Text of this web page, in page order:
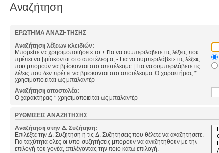
Αναζήτηση
ΕΡΏΤΗΜΑ ΑΝΑΖΉΤΗΣΗΣ
Αναζήτηση λέξεων κλειδιών:
Μπορείτε να χρησιμοποιήσετε το + Για να συμπεριλάβετε τις λέξεις που
πρέπει να βρίσκονται στο αποτέλεσμα, - Για να συμπεριλάβετε τις λέξεις
που μπορούν να βρίσκονται στο αποτέλεσμα | Για να συμπεριλάβετε τις
λέξεις που δεν πρέπει να βρίσκονται στο αποτέλεσμα. Ο χαρακτήρας *
χρησιμοποιείται ως μπαλαντέρ
Αναζήτηση αποστολέα:
Ο χαρακτήρας * χρησιμοποιείται ως μπαλαντέρ
ΡΥΘΜΊΣΕΙΣ ΑΝΑΖΉΤΗΣΗΣ
Αναζήτηση στην Δ. Συζήτηση:
Επιλέξτε την Δ. Συζήτηση ή τις Δ. Συζητήσεις που θέλετε να αναζητήσετε.
Για ταχύτητα όλες οι υπό-συζητήσεις μπορούν να αναζητηθούν με την
επιλογή του γονέα, επιλέγοντας την ποιο κάτω επιλογή.